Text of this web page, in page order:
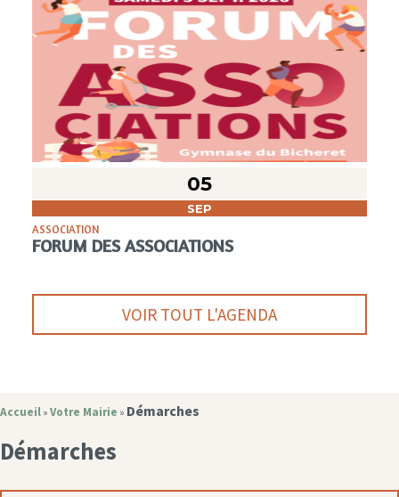
05
SEP
ASSOCIATION
FORUM DES ASSOCIATIONS
VOIR TOUT L'AGENDA
Accueil » Votre Mairie » Démarches
Démarches